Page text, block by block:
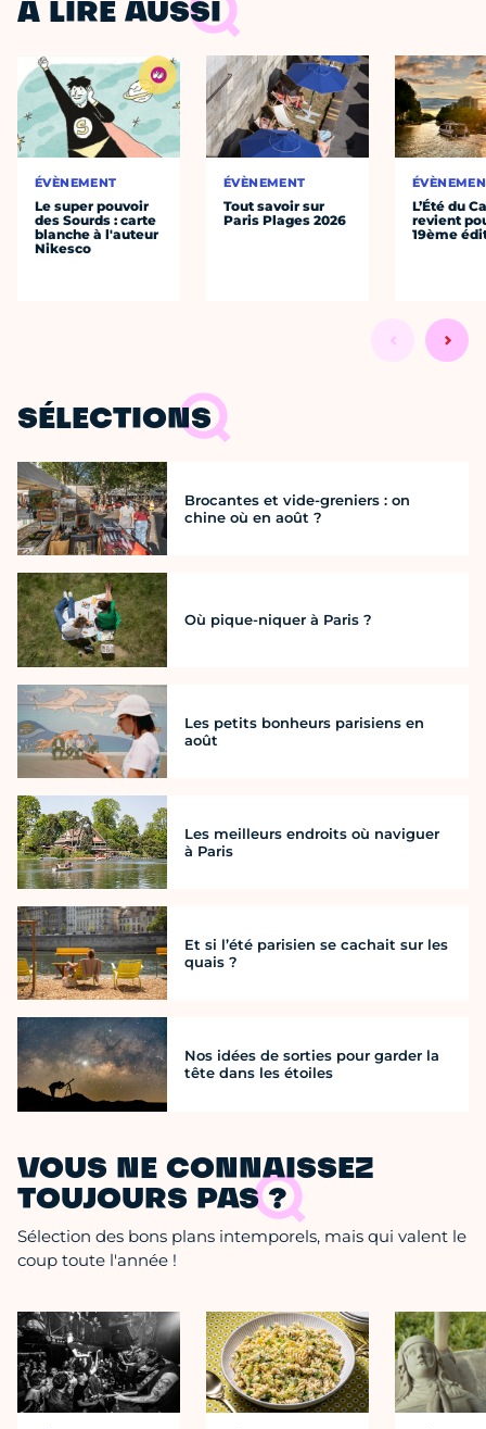
À LIRE AUSSI
ÉVÈNEMENT
Le super pouvoir
des Sourds : carte
blanche à l'auteur
Nikesco
ÉVÈNEMENT
Tout savoir sur
Paris Plages 2026
L’Été du
revient
19ème
SÉLECTIONS
Brocantes et vide-greniers : on
chine où en août ?
Où pique-niquer à Paris ?
Les petits bonheurs parisiens en
août
Les meilleurs endroits où naviguer
à Paris
Et si l’été parisien se cachait sur les
quais ?
Nos idées de sorties pour garder la
tête dans les étoiles
VOUS NE CONNAISSEZ
TOUJOURS PAS ?
Sélection des bons plans intemporels, mais qui valent le
coup toute l'année !